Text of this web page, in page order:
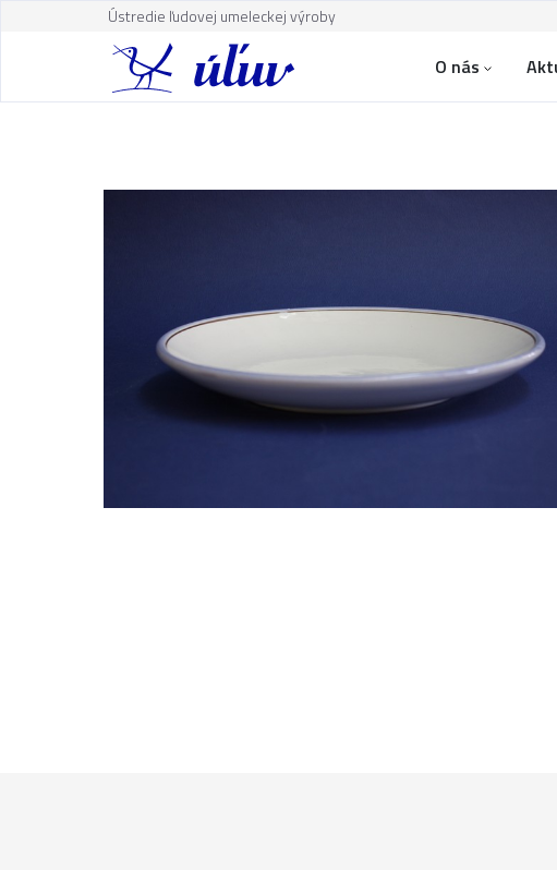
Ústredie ľudovej umeleckej výroby
O nás